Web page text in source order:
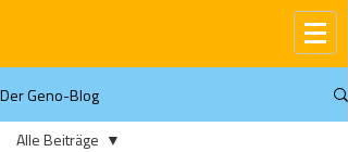
Der Geno-Blog
Alle Beiträge